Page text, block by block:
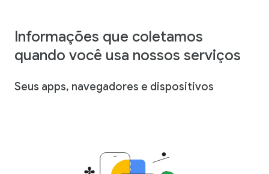
Informações que coletamos
quando você usa nossos serviços
Seus apps, navegadores e dispositivos